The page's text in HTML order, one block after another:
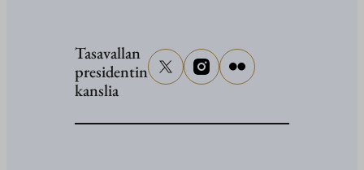
Tasavallan
presidentin
kanslia